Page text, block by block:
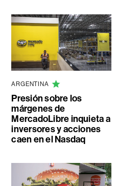
ARGENTINA
Presión sobre los
márgenes de
MercadoLibre inquieta a
inversores y acciones
caen en el Nasdaq